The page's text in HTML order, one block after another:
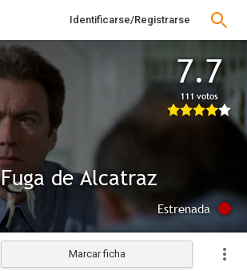
Identificarse/Registrarse
7.7
111 votos
Fuga de Alcatraz
Estrenada
Marcar ficha